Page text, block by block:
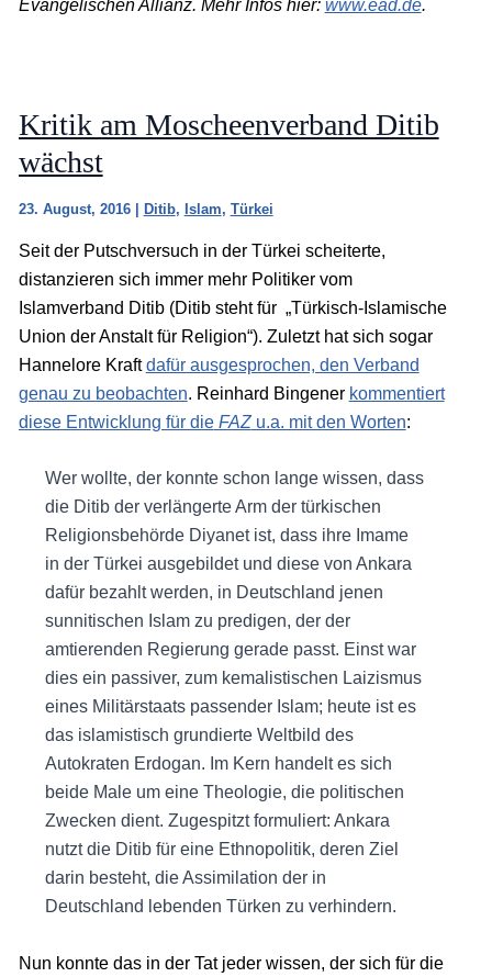
Evangelischen Allianz. Mehr Infos hier: www.ead.de.
Kritik am Moscheenverband Ditib
wächst
23. August, 2016 Ditib, Islam, Türkei
Seit der Putschversuch in der Türkei scheiterte,
distanzieren sich immer mehr Politiker vom
Islamverband Ditib (Ditib steht für „Türkisch-Islamische
Union der Anstalt für Religion“). Zuletzt hat sich sogar
Hannelore Kraftdafür ausgesprochen, den Verband
genau zu beobachten. Reinhard Bingener kommentiert
diese Entwicklung für dieFAZu.a. mit den Worten:
Wer wollte, der konnte schon lange wissen, dass
die Ditib der verlängerte Arm der türkischen
Religionsbehörde Diyanet ist, dass ihre Imame
in der Türkei ausgebildet und diese von Ankara
dafür bezahlt werden, in Deutschland jenen
sunnitischen Islam zu predigen, der der
amtierenden Regierung gerade passt. Einst war
dies ein passiver, zum kemalistischen Laizismus
eines Militärstaats passender Islam; heute ist es
das islamistisch grundierte Weltbild des
Autokraten Erdogan. Im Kern handelt es sich
beide Male um eine Theologie, die politischen
Zwecken dient. Zugespitzt formuliert: Ankara
nutzt die Ditib für eine Ethnopolitik, deren Ziel
darin besteht, die Assimilation der in
Deutschland lebenden Türken zu verhindern.
Nun konnte das in der Tat jeder wissen, der sich für die